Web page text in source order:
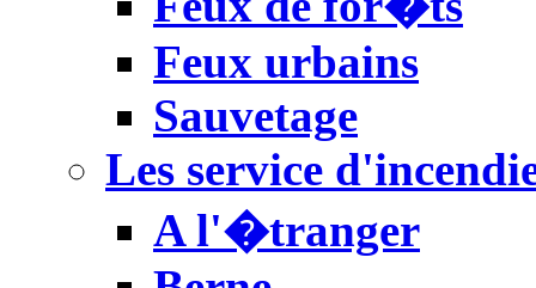
Feux urbains
Sauvetage
Les service
A l'�tranger